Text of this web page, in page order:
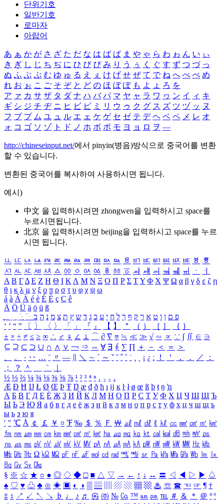
단위기호
일반기호
로마자
아랍어
あ ぁ か が さ ざ た だ な は ば ぱ ま や ゃ ら わ ゎ ん い ぃ
き ぎ し じ ち ぢ に ひ び ぴ み り う ぅ く ぐ す ず つ づ っ
ぬ ふ ぶ ぷ む ゆ ゅ る え ぇ け げ せ ぜ て で ね へ べ ぺ め
れ お ぉ こ ご そ ぞ と ど の ほ ぼ ぽ も よ ょ ろ を
ア ァ カ サ ザ タ ダ ナ ハ バ パ マ ヤ ャ ラ ワ ヮ ン イ ィ キ
ギ シ ジ チ ヂ ニ ヒ ビ ピ ミ リ ウ ゥ ク グ ス ズ ツ ヅ ッ ヌ
フ ブ プ ム ユ ュ ル エ ェ ケ ゲ セ ゼ テ デ ヘ ベ ペ メ レ オ
ォ コ ゴ ソ ゾ ト ド ノ ホ ボ ポ モ ヨ ョ ロ ヲ ―
http://chineseinput.net/에서 pinyin(병음)방식으로 중국어를 변환
할 수 있습니다.
변환된 중국어를 복사하여 사용하시면 됩니다.
예시)
中文 을 입력하시려면 zhongwen을 입력하시고 space를
누르시면됩니다.
北京 을 입력하시려면 beijing을 입력하시고 space를 누르
시면 됩니다.
ㅥ ㅦ ㅧ ㅨ ㅩ ㅪ ㅫ ㅬ ㅭ ㅮ ㅯ ㅰ ㅱ ㅲ ㅳ ㅴ ㅵ ㅶ ㅷ ㅸ
ㅹ
ㅺ ㅻ ㅼ ㅽ ㅾ ㅿ ㆀ ㆁ ㆂ ㆃ ㆄ ㆅ ㆆ ㆇ ㆈ ㆉ ㆊ ㆋ ㆌ ㆍ
ㆎ
Α Β ΓΔ Ε Ζ Η Θ Ι ΚΛ Μ Ν Ξ Ο Π Ρ Σ ΤΥ Φ Χ Ψ Ω α β γ δ ε ζ η
θ ι κ λ μ ν ξ ο π ρ σ τ υ φ χ ψ ω
á à Á À é è É È ç Ç ê
Ä Ö Ü ä ö ü ß
ִֶֹ ֻּ ׁׂ פ ם ן ו ט א ר ק ף ך ל ח י ע כ ג ד ש ץ ת צ מ נ ה ב
‘ ’ “ ” 〔 〕 〈 〉 「 」 『 』 【 】 ＂ （ ） ［ ］ ｛ ｝
± × ÷ ≠ ≤ ≥ ∞ ∴ ♂ ♀ ∠ ⊥ ⌒ ∂ ∇ ≡ ≒ ≪ ≫ √ ∽ ∝ ∵ ∫ ∬ ∈ ∋
⊆ ⊇ ⊂ ⊃ ∪ ∩ ∧ ∨ ￢ ⇒ ⇔ ∀ ∃ ∮ ∑ ∏ ＋ － ＜ ＝
＞
、
。 · ‥ … ¨ 〃 ― ＼ ∼ ´ ～ ˇ ˘ ˝ ˚ ˙ ¸ ¡ ¿ ː ！ ＇ ， ． ／
：
；
？ ＾ ｀
½ ⅓ ⅔ ¼ ¾ ⅛ ⅜ ⅝ ⅞ ¹ ² ³ ⁴ ⁿ ₁ ₂ ₃ ₄
Æ Ð Ħ Ĳ Ł Ø Œ Þ Ŧ Ŋ æ đ ð ħ ı ĳ ĸ ŀ ł ø œ ß þ ŧ ŋ ŉ
А Б В Г Д Е Ё Ж З И Й К Л М Н О П Р С Т У Ф Х Ц Ч Ш Щ Ъ
Ы Ь Э Ю Я а б в г д е ё ж з и й к л м н о п р с т у ф х ц ч ш щ ъ
ы ь э ю я
′ ″ ℃ Å ￠ ￡ ￥ ¤ ℉ ‰ ＄ ％ Ｆ ￦ ㎕ ㎖ ㎗ ℓ ㎘ ㏄ ㎣ ㎤ ㎥ ㎦
㎙ ㎚ ㎛ ㎜ ㎝ ㎞ ㎟ ㎠ ㎡ ㎢ ㏊ ㎍ ㎎ ㎏ ㏏ ㎈ ㎉ ㏈ ㎧ ㎨ ㎰
㎱ ㎲ ㎳ ㎴ ㎵ ㎶ ㎷ ㎸ ㎹ ㎀ ㎁ ㎂ ㎃ ㎄ ㎺ ㎻ ㎽ ㎾ ㎿ ㎐ ㎑
㎒ ㎓ ㎔ Ω ㏀ ㏁ ㎊ ㎋ ㎌ ㏖ ㏅ ㎭ ㎮ ㎯ ㏛ ㎩ ㎪ ㎫ ㎬ ㏝ ㏐
㏓
㏃ ㏉ ㏜ ㏆
§ ※ ☆ ★ ○ ● ◎ ◇ ◆ □ ■ △ ▽ → ← ↑ ↓ ↔ 〓 ◁ ◀ ▷ ▶ ♤
♠ ♡ ♥ ♧ ♣ ⊙ ◈ ▣ ◐ ◑ ▒ ▤ ▨ ▧ ▦ ▩ ♨ ☏ ☎ ☜ ☞ ¶ †
‡ ↕ ↗ ↙ ↖ ↘ ♭ ♩ ♪ ♬ ㉿ ㈜ № ㏇ ™ ㏂ ㏘ ℡ ＃ ＆ ＊ ＠ ª º